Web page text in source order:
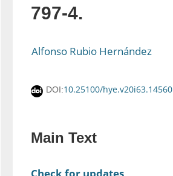
797-4.
Alfonso Rubio Hernández
DOI:10.25100/hye.v20i63.14560
Main Text